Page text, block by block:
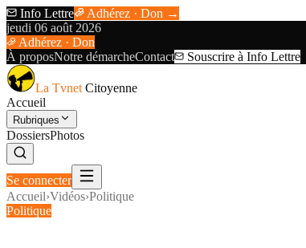
Info Lettre
Adhérez · Don →
jeudi 06 août 2026
Adhérez · Don
À proposNotre démarcheContact Souscrire à Info Lettre
La Tvnet Citoyenne
Accueil
Rubriques
DossiersPhotos
Se connecter
Accueil›Vidéos›Politique
Politique